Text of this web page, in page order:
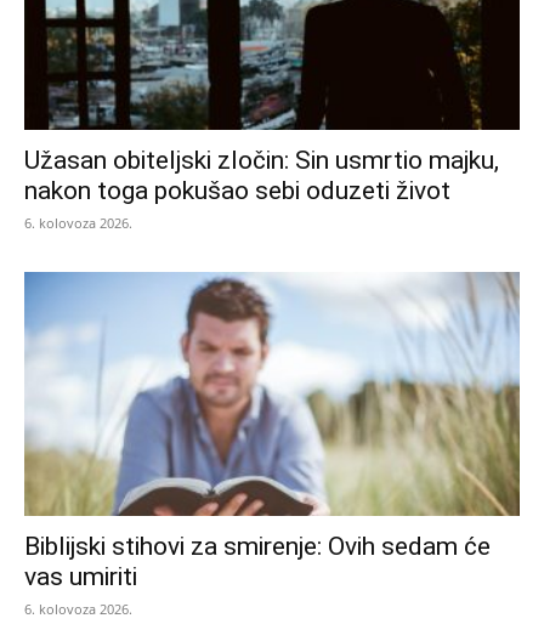
Užasan obiteljski zločin: Sin usmrtio majku,
nakon toga pokušao sebi oduzeti život
6. kolovoza 2026.
Biblijski stihovi za smirenje: Ovih sedam će
vas umiriti
6. kolovoza 2026.